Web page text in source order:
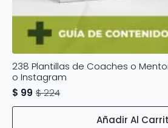
238 Plantillas de Coaches o
o Instagram
$224
Original
price
$ 99
Current
price
Añadir Al